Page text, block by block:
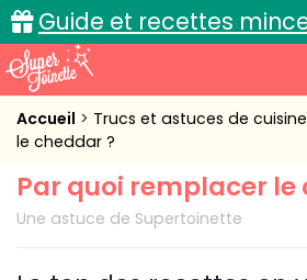
Guide et recettes
Accueil
Cuisine pratique
Accueil Trucs et astuces de cuisine
le cheddar ?
Par quoi remplacer le
Une astuce de Supertoinette